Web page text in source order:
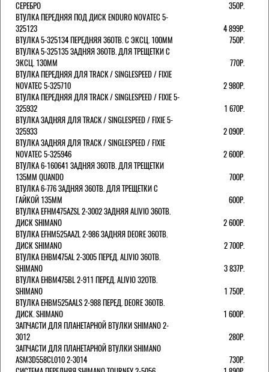
СЕРЕБРО
350Р.
ВТУЛКА ПЕРЕДНЯЯ ПОД ДИСК ENDURO NOVATEC 5-
325123
4 899Р.
ВТУЛКА 5-325134 ПЕРЕДНЯЯ 36ОТВ. С ЭКСЦ. 100ММ
750Р.
ВТУЛКА 5-325135 ЗАДНЯЯ 36ОТВ. ДЛЯ ТРЕЩЕТКИ С
ЭКСЦ. 130ММ
770Р.
ВТУЛКА ПЕРЕДНЯЯ ДЛЯ TRACK / SINGLESPEED / FIXIE
NOVATEC 5-325710
2 980Р.
ВТУЛКА ПЕРЕДНЯЯ ДЛЯ TRACK / SINGLESPEED / FIXIE 5-
325932
1 670Р.
ВТУЛКА ЗАДНЯЯ ДЛЯ TRACK / SINGLESPEED / FIXIE 5-
325933
2 090Р.
ВТУЛКА ЗАДНЯЯ ДЛЯ TRACK / SINGLESPEED / FIXIE
NOVATEC 5-325946
2 600Р.
ВТУЛКА 6-160641 ЗАДНЯЯ 36ОТВ. ДЛЯ ТРЕЩЕТКИ
135ММ QUANDO
700Р.
ВТУЛКА 6-776 ЗАДНЯЯ 36ОТВ. ДЛЯ ТРЕЩЕТКИ С
ГАЙКОЙ 135ММ
600Р.
ВТУЛКА EFHM475AZSL 2-3002 ЗАДНЯЯ ALIVIO 36ОТВ.
ДИСК SHIMANO
2 600Р.
ВТУЛКА EFHM525AAZL 2-986 ЗАДНЯЯ DEORE 36ОТВ.
ДИСК SHIMANO
2 700Р.
ВТУЛКА EHBM475AL 2-3005 ПЕРЕД. ALIVIO 36ОТВ.
SHIMANO
3 837Р.
ВТУЛКА EHBM475BL 2-911 ПЕРЕД. ALIVIO 32ОТВ.
SHIMANO
1 750Р.
ВТУЛКА EHBM525AALS 2-988 ПЕРЕД. DEORE 36ОТВ.
ДИСК. SHIMANO
1 600Р.
ЗАПЧАСТИ ДЛЯ ПЛАНЕТАРНОЙ ВТУЛКИ SHIMANO 2-
3012
280Р.
ЗАПЧАСТИ ДЛЯ ПЛАНЕТАРНОЙ ВТУЛКИ SHIMANO
ASM3D558CL010 2-3014
730Р.